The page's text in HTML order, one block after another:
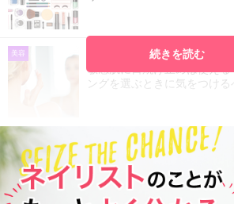
美容 2018.03.27
敏感肌に日焼け止めは使え
ングを選ぶときに気をつける
続きを読む